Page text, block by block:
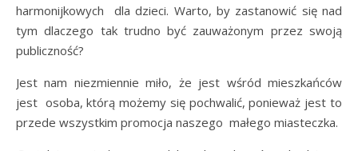
harmonijkowych dla dzieci. Warto, by zastanowić się nad
tym dlaczego tak trudno być zauważonym przez swoją
publiczność?
Jest nam niezmiennie miło, że jest wśród mieszkańców
jest osoba, którą możemy się pochwalić, ponieważ jest to
przede wszystkim promocja naszego małego miasteczka.